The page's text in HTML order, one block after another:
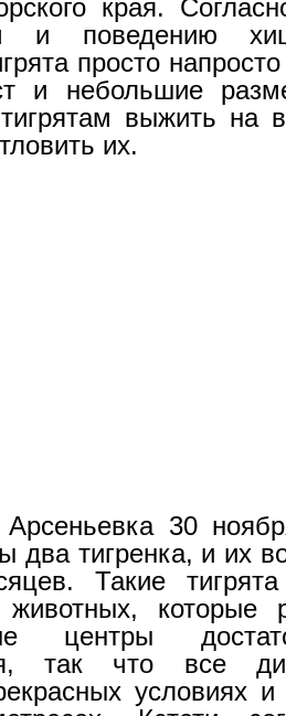
края.
и поведению
просто
и небольшие
выжить на
их.
30
два тигренка, и их
Такие
которые
центры
так что все
условиях и